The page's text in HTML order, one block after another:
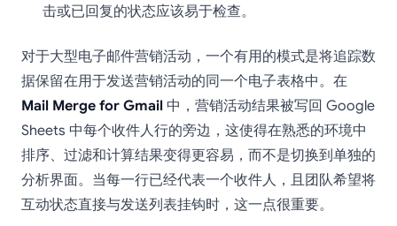
击或已回复的状态应该易于检查。
对于大型电子邮件营销活动，一个有用的模式是将追踪数
据保留在用于发送营销活动的同一个电子表格中。在
Mail Merge for Gmail 中，营销活动结果被写回 Google
Sheets 中每个收件人行的旁边，这使得在熟悉的环境中
排序、过滤和计算结果变得更容易，而不是切换到单独的
分析界面。当每一行已经代表一个收件人，且团队希望将
互动状态直接与发送列表挂钩时，这一点很重要。